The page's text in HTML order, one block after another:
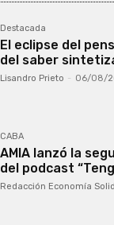
Destacada
El eclipse del
del saber
Lisandro Prieto - 06/08/
CABA
AMIA lanzó la
del podcast
Redacción Economía